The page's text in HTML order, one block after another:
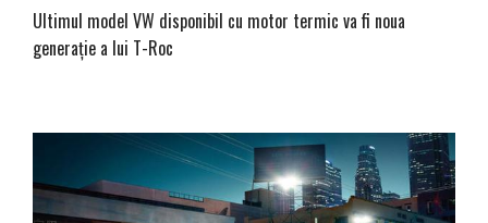
Ultimul model VW disponibil cu motor termic va fi noua
generație a lui T-Roc